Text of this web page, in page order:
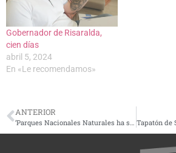
Gobernador de Risaralda,
cien días
abril 5, 2024
En «Le recomendamos»
ANTERIOR